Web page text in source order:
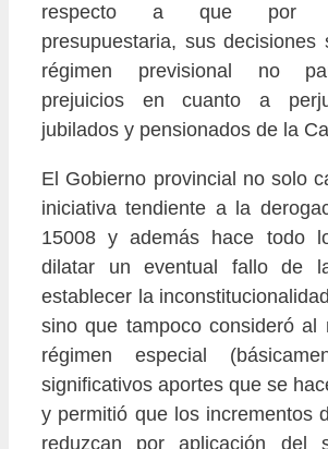
respecto a que por
presupuestaria, sus decisiones
régimen previsional no
prejuicios en cuanto a
jubilados y pensionados de la
El Gobierno provincial no solo
iniciativa tendiente a la
15008 y además hace todo
dilatar un eventual fallo de
establecer la
sino que tampoco consideró al
régimen especial
significativos aportes que se
y permitió que los incrementos
reduzcan por aplicación del